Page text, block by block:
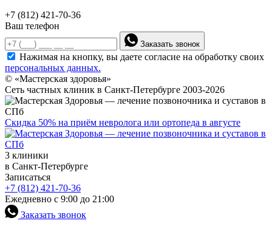
+7 (812) 421-70-36
Ваш телефон
Заказать звонок
Нажимая на кнопку, вы даете согласие на обработку своих
персональных данных.
© «Мастерская здоровья»
Сеть частных клиник в Санкт-Петербурге 2003-2026
Скидка 50% на приём невролога или ортопеда в августе
3 клиники
в Санкт-Петербурге
Записаться
+7 (812) 421-70-36
Ежедневно с 9:00 до 21:00
Заказать звонок